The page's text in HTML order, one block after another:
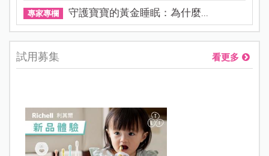
專家專欄 守護寶寶的黃金睡眠：為什麼...
試用募集 看更多